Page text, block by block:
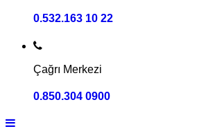
0.532.163 10 22
Çağrı Merkezi
0.850.304 0900